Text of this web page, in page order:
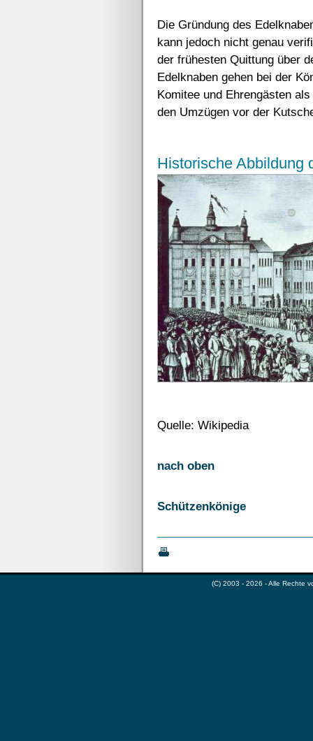
Die Gründung des
kann jedoch nicht genau
der frühesten Quittung über
Edelknaben gehen bei der
Komitee und Ehrengästen
den Umzügen vor der
Historische Abbildung
Quelle: Wikipedia
nach oben
Schützenkönige
(C) 2003 - 2026 - Alle Rechte